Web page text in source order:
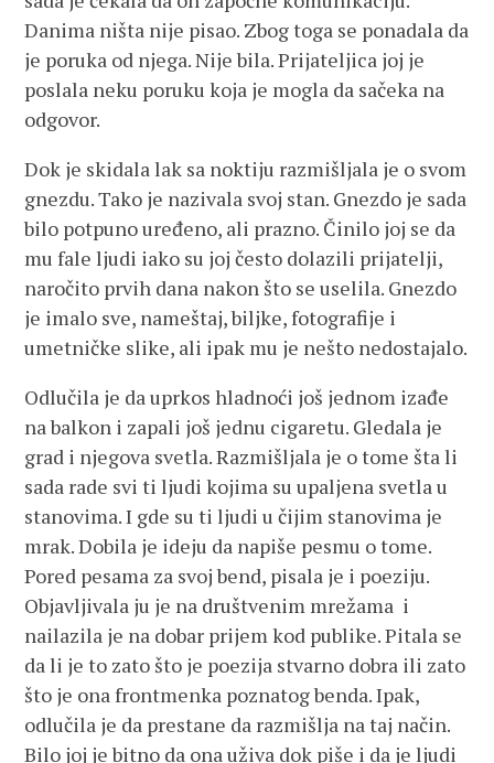
Danima ništa nije pisao. Zbog toga se ponadala da
je poruka od njega. Nije bila. Prijateljica joj je
poslala neku poruku koja je mogla da sačeka na
odgovor.
Dok je skidala lak sa noktiju razmišljala je o svom
gnezdu. Tako je nazivala svoj stan. Gnezdo je sada
bilo potpuno uređeno, ali prazno. Činilo joj se da
mu fale ljudi iako su joj često dolazili prijatelji,
naročito prvih dana nakon što se uselila. Gnezdo
je imalo sve, nameštaj, biljke, fotografije i
umetničke slike, ali ipak mu je nešto nedostajalo.
Odlučila je da uprkos hladnoći još jednom izađe
na balkon i zapali još jednu cigaretu. Gledala je
grad i njegova svetla. Razmišljala je o tome šta li
sada rade svi ti ljudi kojima su upaljena svetla u
stanovima. I gde su ti ljudi u čijim stanovima je
mrak. Dobila je ideju da napiše pesmu o tome.
Pored pesama za svoj bend, pisala je i poeziju.
Objavljivala ju je na društvenim mrežama i
nailazila je na dobar prijem kod publike. Pitala se
da li je to zato što je poezija stvarno dobra ili zato
što je ona frontmenka poznatog benda. Ipak,
odlučila je da prestane da razmišlja na taj način.
Bilo joj je bitno da ona uživa dok piše i da je ljudi